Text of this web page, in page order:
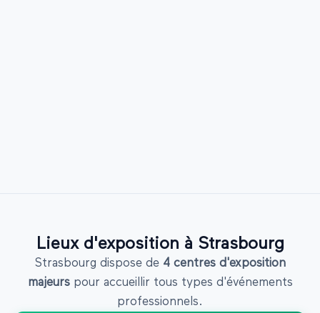
Lieux d'exposition à Strasbourg
Strasbourg dispose de 4centres d'exposition
majeurspour accueillir tous types d'événements
professionnels.